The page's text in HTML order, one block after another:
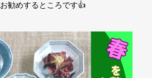
お勧めするところです👍